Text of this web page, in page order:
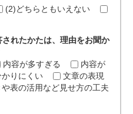
(2)どちらともいえない
れたかたは、理由をお聞か
内容が多すぎる
内容が
かりにくい
文章の表現
表の活用など見せ方の工夫